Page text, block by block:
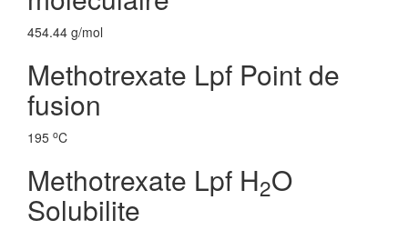
454.44 g/mol
Methotrexate Lpf Point de
fusion
195 oC
Methotrexate Lpf H2O
Solubilite